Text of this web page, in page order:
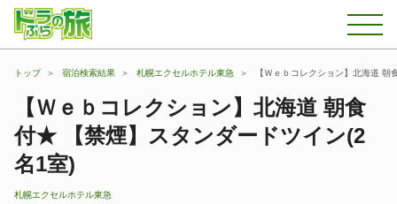
トップ 宿泊検索結果 札幌エクセルホテル東急 【Ｗｅｂコレクション】北海道
【Ｗｅｂコレクション】北海道 朝食
付★ 【禁煙】スタンダードツイン(2
名1室)
札幌エクセルホテル東急